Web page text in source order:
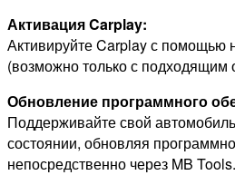
Активация Carplay:
Активируйте Carplay с помощью
(возможно только с подходящим
Обновление программного
Поддерживайте свой
состоянии, обновляя
непосредственно через MB Tools.